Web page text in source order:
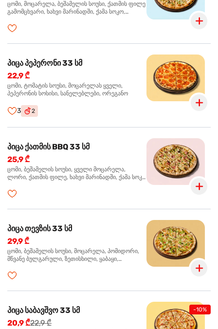
ცომი, მოცარელა, ბეშამელის სოუსი, ქათმის ფილე
გამომცხვარი, ხახვი მარინადში, ქამა სოკო,
პიცა პეპერონი 33 სმ
22,9 ₾
ცომი, ტომატის სოუსი, მოცარელას ყველი,
პეპერონის სოსისი, სანელებლები, ორეგანო
3 2
პიცა ქათმის BBQ 33 სმ
25,9 ₾
ცომი, ბეშამელის სოუსი, ყველი მოცარელა,
ლორი, ქათმის ფილე, ხახვი მარინადში, ქამა სოკო
პიცა თევზის 33 სმ
29,9 ₾
ცომი, ბეშამელის სოუსი, მოცარელა, პომიდორი,
მწვანე ბულგარული, ზეთისხილი, ყაბაყი,
ორეგანო
-10%
პიცა საბავშვო 33 სმ
20,9 ₾22,9 ₾